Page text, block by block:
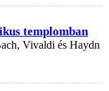
templomban
Vivaldi és Haydn